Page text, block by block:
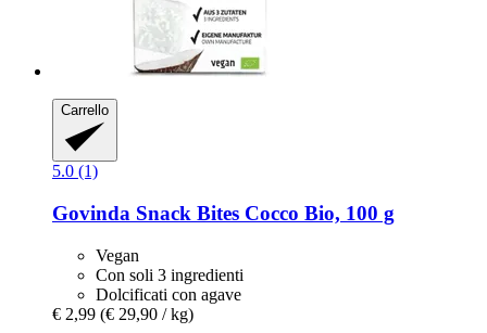
Carrello
5.0 (1)
Govinda Snack Bites Cocco Bio, 100 g
Vegan
Con soli 3 ingredienti
Dolcificati con agave
€ 2,99 (€ 29,90 / kg)